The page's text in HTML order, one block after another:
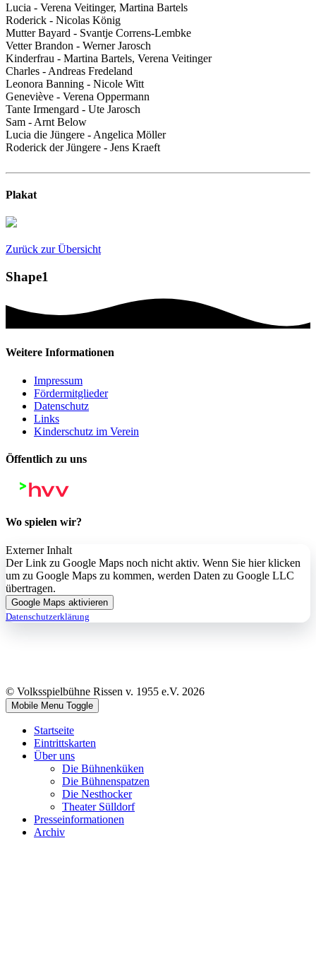
Lucia - Verena Veitinger, Martina Bartels
Roderick - Nicolas König
Mutter Bayard - Svantje Correns-Lembke
Vetter Brandon - Werner Jarosch
Kinderfrau - Martina Bartels, Verena Veitinger
Charles - Andreas Fredeland
Leonora Banning - Nicole Witt
Geneviève - Verena Oppermann
Tante Irmengard - Ute Jarosch
Sam - Arnt Below
Lucia die Jüngere - Angelica Möller
Roderick der Jüngere - Jens Kraeft
Plakat
Zurück zur Übersicht
Shape1
Weitere Informationen
Impressum
Fördermitglieder
Datenschutz
Links
Kinderschutz im Verein
Öffentlich zu uns
Wo spielen wir?
Externer Inhalt
Der Link zu Google Maps noch nicht aktiv. Wenn Sie hier klicken
um zu Google Maps zu kommen, werden Daten zu Google LLC
übertragen.
Google Maps aktivieren
Datenschutzerklärung
© Volksspielbühne Rissen v. 1955 e.V. 2026
Mobile Menu Toggle
Startseite
Eintrittskarten
Über uns
Die Bühnenküken
Die Bühnenspatzen
Die Nesthocker
Theater Sülldorf
Presseinformationen
Archiv